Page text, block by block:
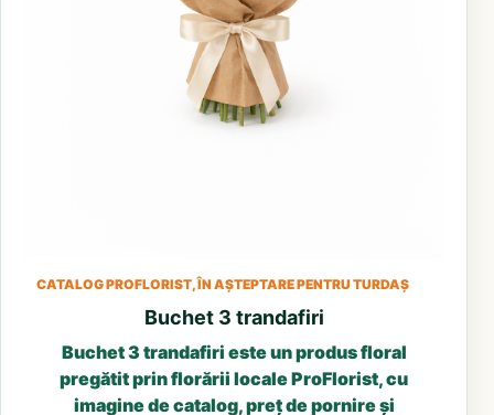
CATALOG PROFLORIST, ÎN AȘTEPTARE PENTRU TURDAȘ
Buchet 3 trandafiri
Buchet 3 trandafiri este un produs floral
pregătit prin florării locale ProFlorist, cu
imagine de catalog, preț de pornire și